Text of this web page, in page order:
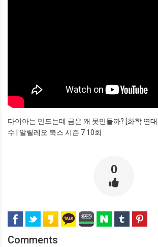
다이아는 만드는데 금은 왜 못만들까? [화학 연
수 | 알릴레오 북스 시즌 7 10회
0
Comments